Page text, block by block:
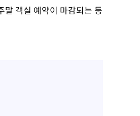
객실 예약이 마감되는 등